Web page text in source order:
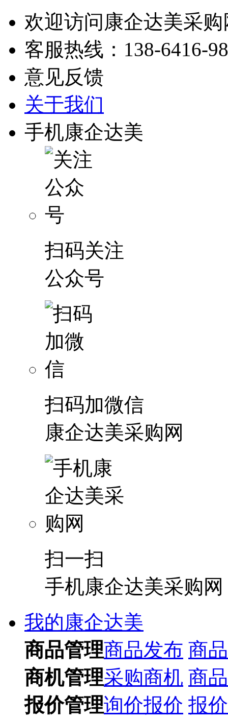
欢迎访问康企达美采购
客服热线： 138-6416-
意见反馈
关于我们
手机康企达美
扫码关注
公众号
扫码加微信
康企达美采购网
扫一扫
手机康企达美采购网
我的康企达美
商品管理商品发布 商
商机管理采购商机 商
报价管理询价报价 报